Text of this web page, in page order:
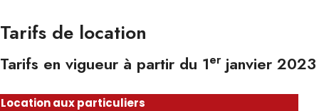
Tarifs de location
Tarifs en vigueur à partir du 1erjanvier 2023
Location aux particuliers